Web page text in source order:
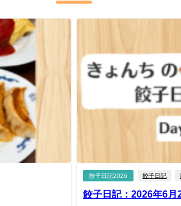
餃子日記2026 餃子日記
餃子日記：2026年6月